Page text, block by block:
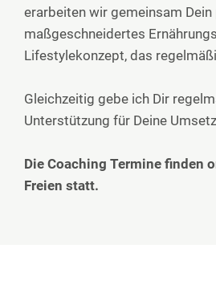
erarbeiten wir gemeinsam
maßgeschneidertes
Lifestylekonzept, das
Gleichzeitig gebe ich Dir
Unterstützung für Deine
Die Coaching Termine finden
Freien statt.